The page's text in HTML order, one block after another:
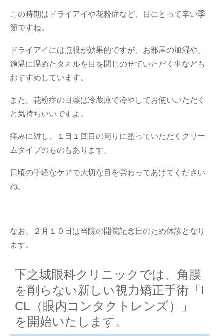
この時期はドライアイや花粉症など、目にとって辛い季
節ですね。
ドライアイには点眼が効果的ですが、お部屋の加湿や、
適温に温めたタオルを目を閉じのせていただく事なども
おすすめしています。
また、花粉症の目薬は冷蔵庫で冷やしてお使いいただく
と気持ちいいですよ。
痒みに対し、１日１回目の周りに塗っていただくクリー
ムタイプのものもあります。
日頃の手軽なケアで大切な目を労わってあげてください
ね。
なお、２月１０日は当院の開院記念日のため休診となり
ます。
下之城眼科クリニックでは、角膜
を削らない新しい視力矯正手術「I
CL（眼内コンタクトレンズ）」
を開始いたします。